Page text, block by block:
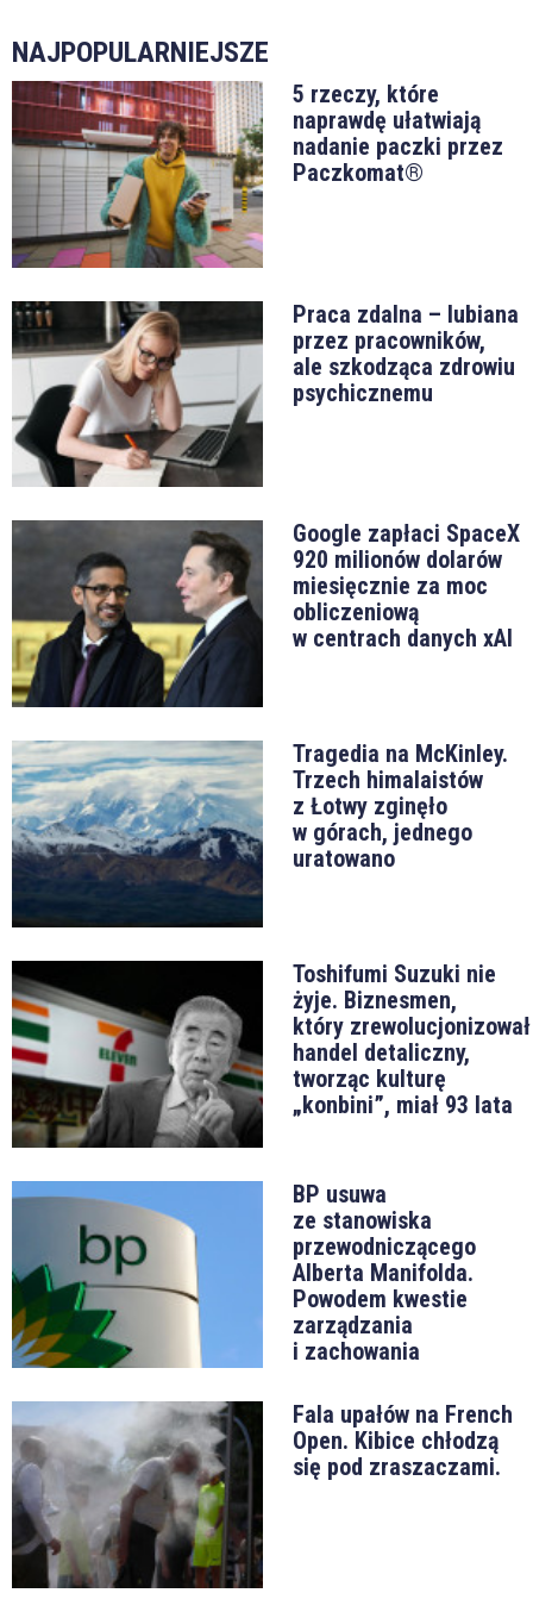
NAJPOPULARNIEJSZE
5 rzeczy, które
naprawdę ułatwiają
nadanie paczki przez
Paczkomat®
Praca zdalna – lubiana
przez pracowników,
ale szkodząca zdrowiu
psychicznemu
Google zapłaci SpaceX
920 milionów dolarów
miesięcznie za moc
obliczeniową
w centrach danych xAI
Tragedia na McKinley.
Trzech himalaistów
z Łotwy zginęło
w górach, jednego
uratowano
Toshifumi Suzuki nie
żyje. Biznesmen,
który zrewolucjonizował
handel detaliczny,
tworząc kulturę
„konbini”, miał 93 lata
BP usuwa
ze stanowiska
przewodniczącego
Alberta Manifolda.
Powodem kwestie
zarządzania
i zachowania
Fala upałów na French
Open. Kibice chłodzą
się pod zraszaczami.